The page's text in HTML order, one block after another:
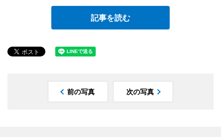
記事を読む
前の写真 次の写真